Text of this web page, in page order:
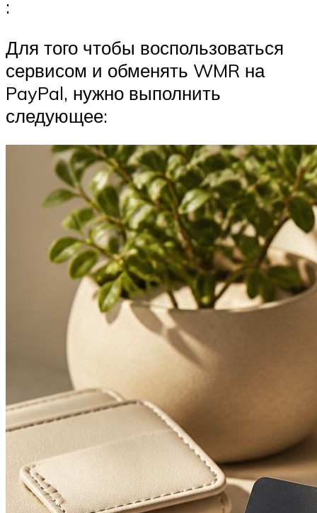
:
Для того чтобы воспользоваться
сервисом и обменять WMR на
PayPal, нужно выполнить
следующее: